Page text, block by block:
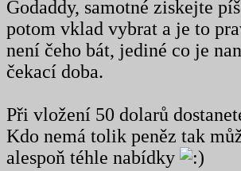
Godaddy, samotné ziskejte
potom vklad vybrat a je to
není čeho bát, jediné co je
čekací doba.
Při vložení 50 dolarů
Kdo nemá tolik peněz tak
alespoň téhle nabídky